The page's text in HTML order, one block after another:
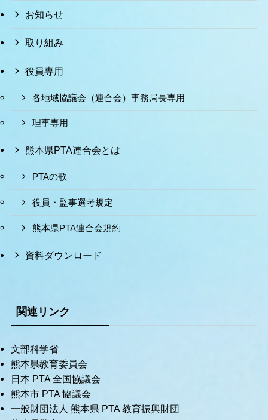
お知らせ
取り組み
役員専用
各地域協議会（連合会）事務局長専用
理事専用
熊本県PTA連合会とは
PTAの歌
役員・監事選考規定
熊本県PTA連合会規約
資料ダウンロード
関連リンク
文部科学省
熊本県教育委員会
日本 PTA 全国協議会
熊本市 PTA 協議会
一般財団法人 熊本県 PTA 教育振興財団